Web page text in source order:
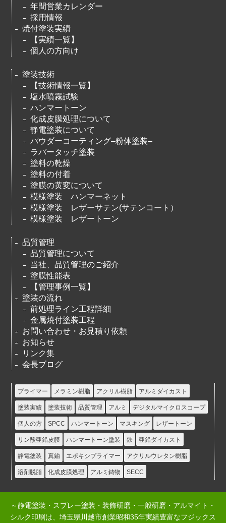
年間営業カレンダー
採用情報
焼付塗装実績
【実績一覧】
個人の方向け
塗装技術
【技術情報一覧】
塩水噴霧試験
ハンマートーン
化成皮膜処理について
静電塗装について
パウダーコーティング–粉体塗装–
ラバータッチ塗装
塗料の乾燥
塗料の付着
塗膜の黄変について
模様塗装 ハンマーネット
模様塗装 レザーサテン(サテンコート）
模様塗装 レザートーン
品質管理
品質管理について
当社、品質管理のご紹介
塗膜性能表
【管理事例一覧】
塗装の流れ
前処理ライン工程詳細
金属焼付塗装工程
お問い合わせ・お見積り依頼
お知らせ
リンク集
会長ブログ
プライマー メラミン樹脂 アクリル樹脂 アルミダイカスト
塗装実績 塗装技術 品質管理 アルミ デジタルマイクロスコープ
個人の方 SPCC ハンマートーン マスキング レザートーン
リン酸亜鉛皮膜 ハンマートーン塗装 鉄 亜鉛ダイカスト
静電塗装 真鍮 エポキシプライマー アクリルウレタン樹脂
溶剤脱脂 化成皮膜処理 アルミ鋳物 SECC
～静電塗装・スプレー塗装・装飾研磨・一般研磨・アルマイト・
シルク印刷は、埼玉県川越市創業昭和35年実績豊富なフジックス